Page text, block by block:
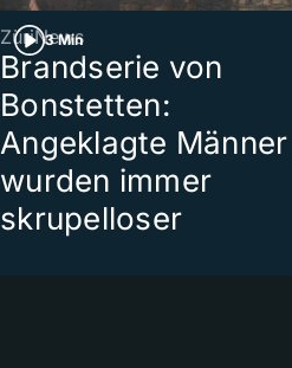
3 Min
ZüriNews
Brandserie von
Bonstetten:
Angeklagte Männer
wurden immer
skrupelloser